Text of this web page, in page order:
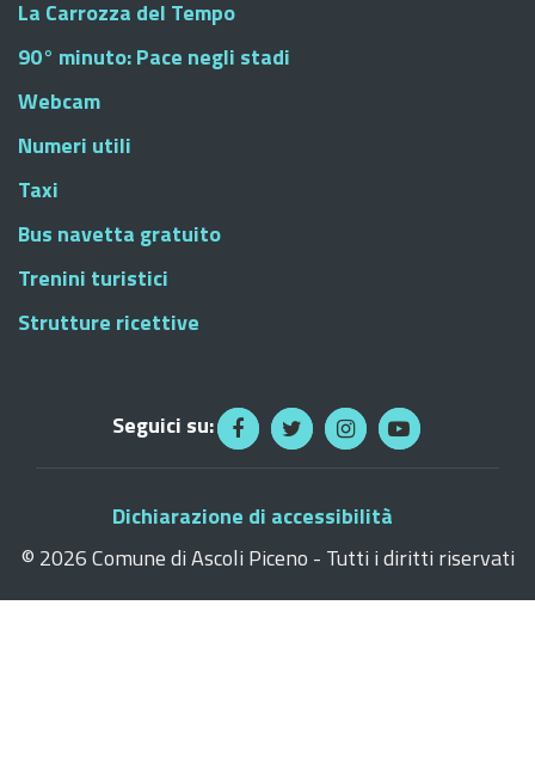
La Carrozza del Tempo
90° minuto: Pace negli stadi
Webcam
Numeri utili
Taxi
Bus navetta gratuito
Trenini turistici
Strutture ricettive
Seguici su:
Dichiarazione di accessibilità
© 2026 Comune di Ascoli Piceno - Tutti i diritti riservati